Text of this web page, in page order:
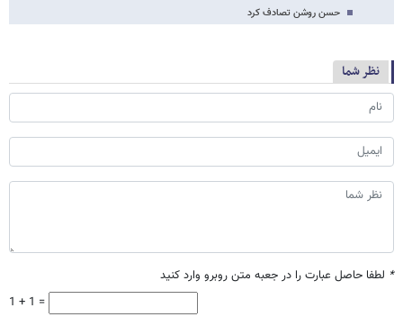
حسن روشن تصادف کرد
نظر شما
* لطفا حاصل عبارت را در جعبه متن روبرو وارد کنید
1 + 1 =